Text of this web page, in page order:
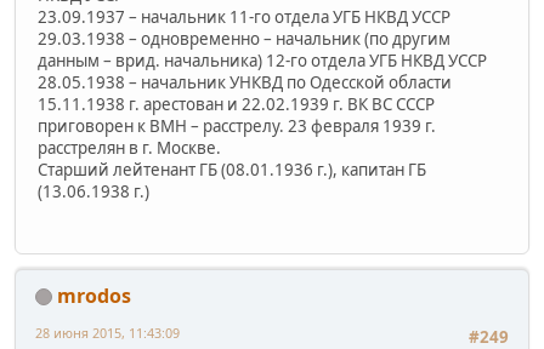
23.09.1937 – начальник 11-го отдела УГБ НКВД УССР
29.03.1938 – одновременно – начальник (по другим
данным – врид. начальника) 12-го отдела УГБ НКВД УССР
28.05.1938 – начальник УНКВД по Одесской области
15.11.1938 г. арестован и 22.02.1939 г. ВК ВС СССР
приговорен к ВМН – расстрелу. 23 февраля 1939 г.
расстрелян в г. Москве.
Старший лейтенант ГБ (08.01.1936 г.), капитан ГБ
(13.06.1938 г.)
mrodos
#249
28 июня 2015, 11:43:09